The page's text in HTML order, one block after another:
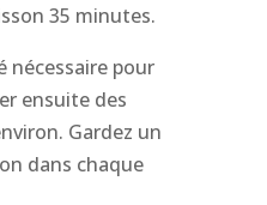
35 minutes.
nécessaire pour
ensuite des
Gardez un
dans chaque